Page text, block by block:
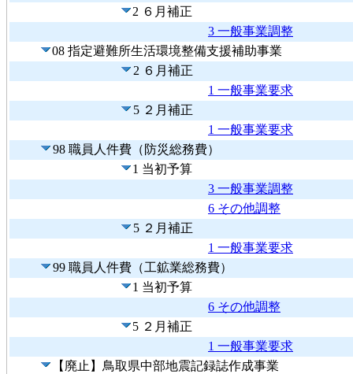
2 ６月補正
3 一般事業調整
08 指定避難所生活環境整備支援補助事業
2 ６月補正
1 一般事業要求
5 ２月補正
1 一般事業要求
98 職員人件費（防災総務費）
1 当初予算
3 一般事業調整
6 その他調整
5 ２月補正
1 一般事業要求
99 職員人件費（工鉱業総務費）
1 当初予算
6 その他調整
5 ２月補正
1 一般事業要求
【廃止】鳥取県中部地震記録誌作成事業